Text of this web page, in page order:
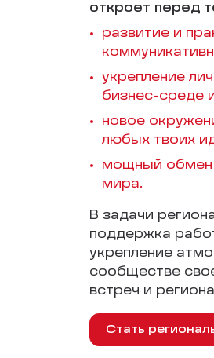
откроет перед
развитие и
укрепление
бизнес-среде
новое
любых твоих
мощный обмен
мира.
В задачи
поддержка
укрепление
сообществе
встреч и
Стать